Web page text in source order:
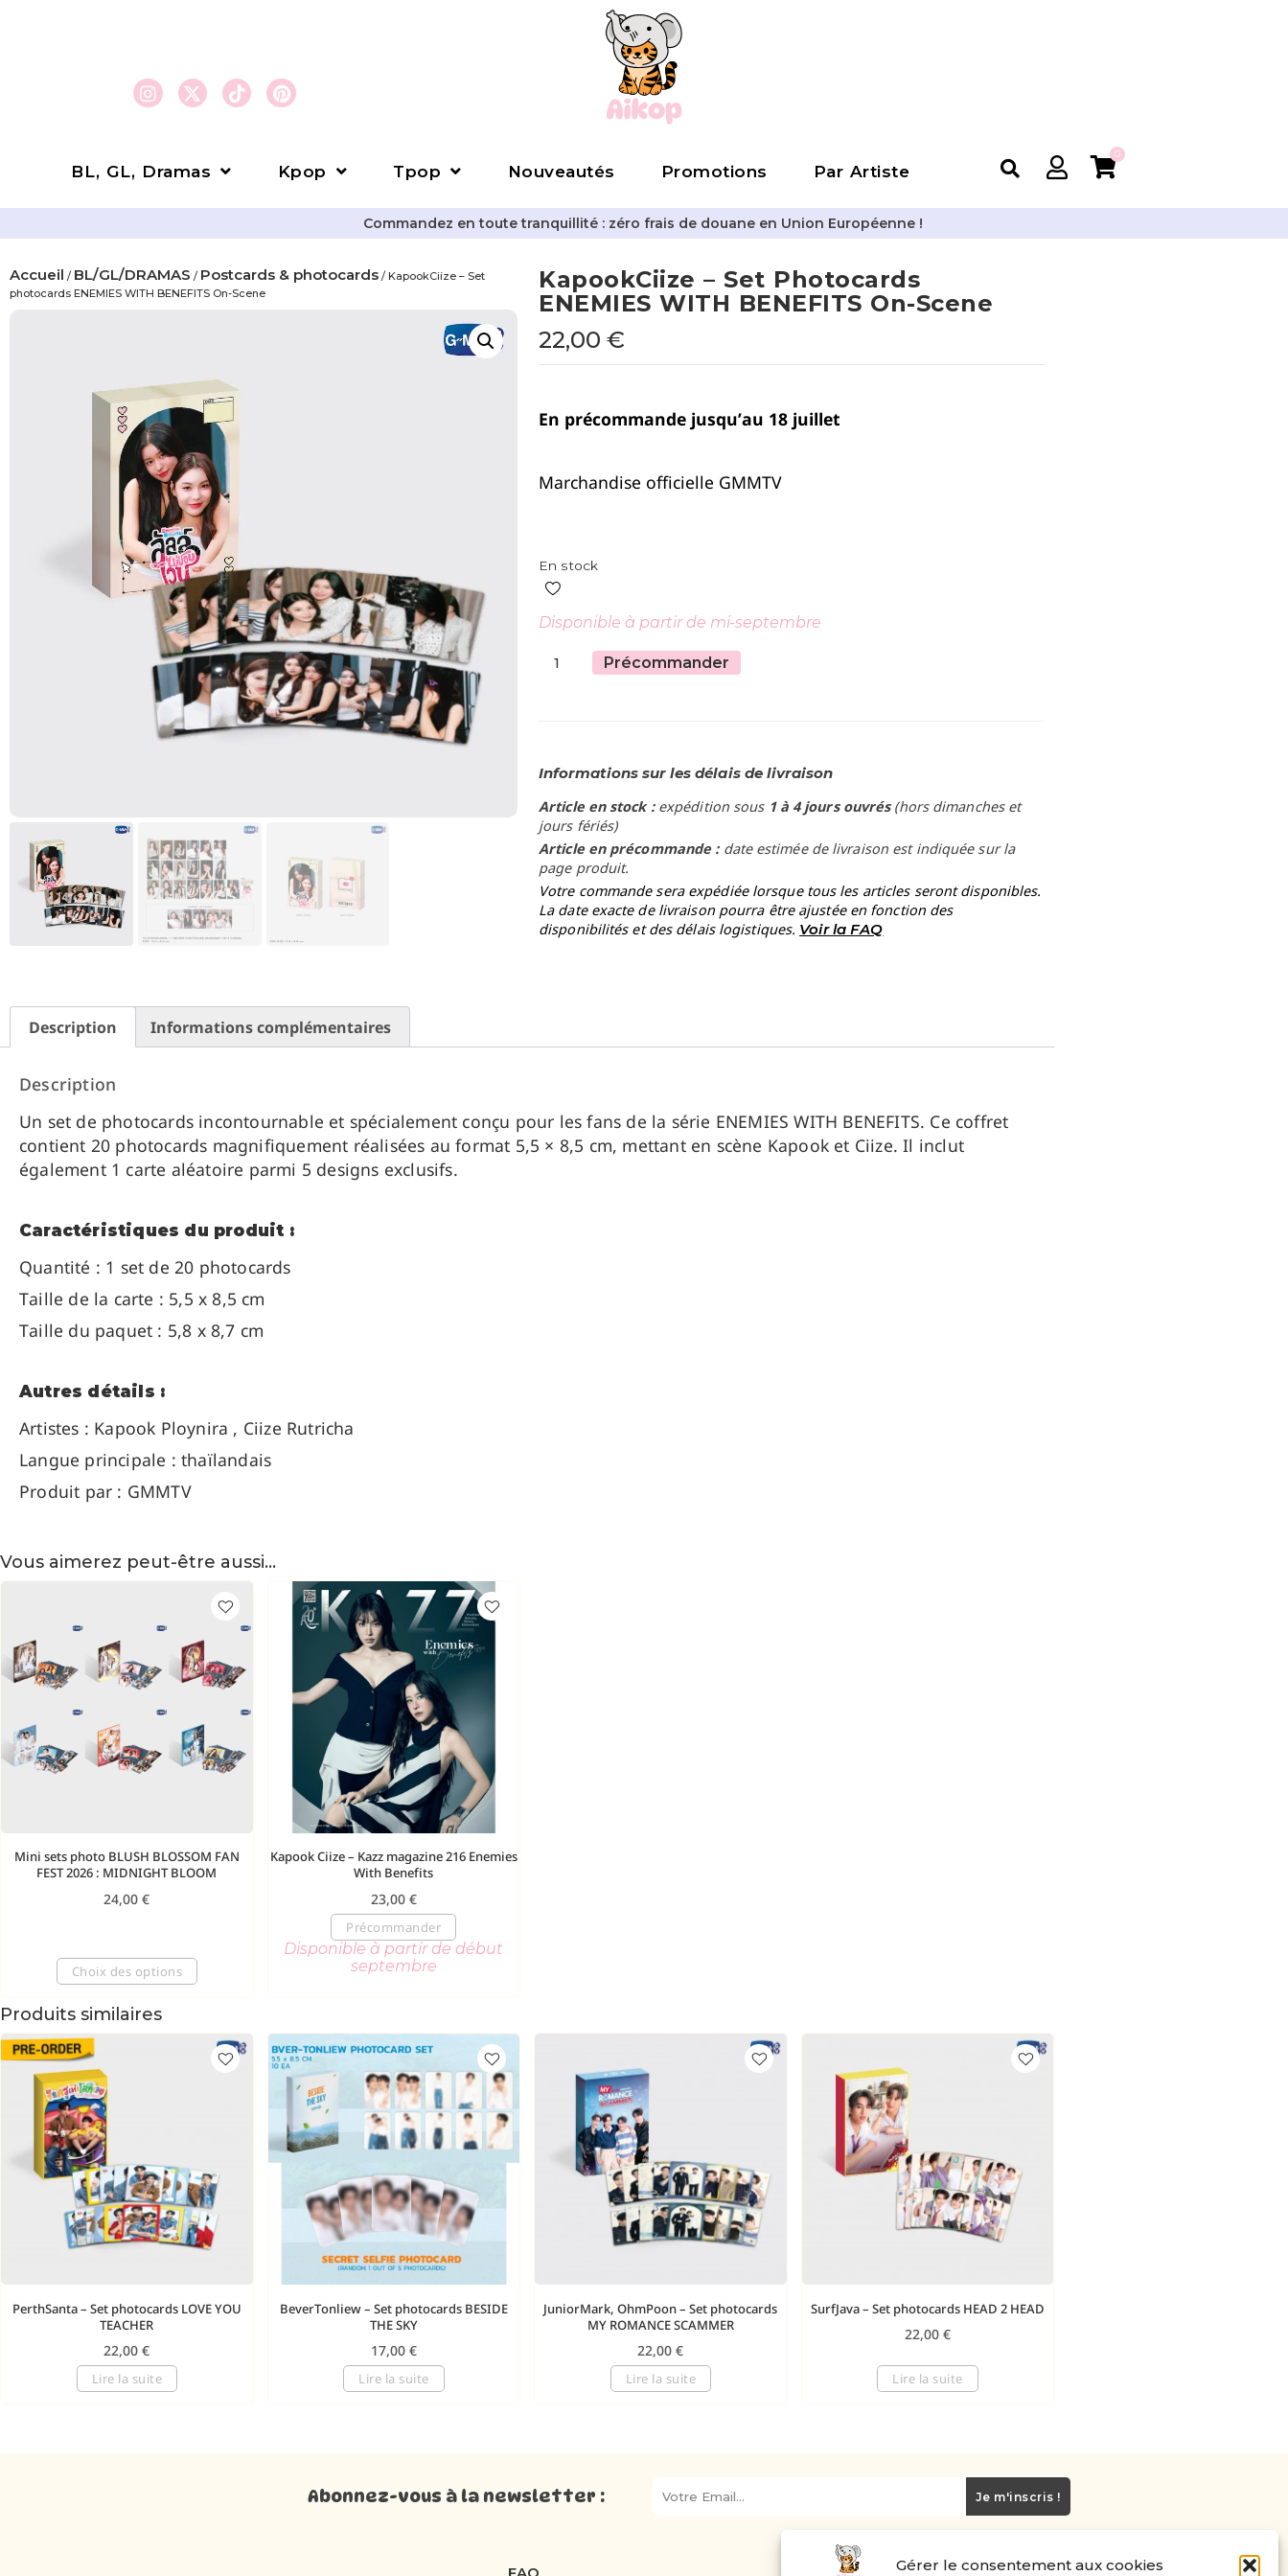
Gérer le consentement aux cookies
BL, GL, Dramas Kpop Tpop Nouveautés Promotions Par Artiste
0
Commandez en toute tranquillité : zéro frais de douane en Union Européenne !
Accueil / BL/GL/DRAMAS / Postcards & photocards / KapookCiize – Set
photocards ENEMIES WITH BENEFITS On-Scene
KapookCiize – Set Photocards
ENEMIES WITH BENEFITS On-Scene
22,00 €
En précommande jusqu’au 18 juillet
Marchandise officielle GMMTV
En stock
Disponible à partir de mi-septembre
Précommander
Informations sur les délais de livraison
Article en stock : expédition sous 1 à 4 jours ouvrés(hors dimanches et
jours fériés)
Article en précommande : date estimée de livraison est indiquée sur la
page produit.
Votre commande sera expédiée lorsque tous les articles seront disponibles.
La date exacte de livraison pourra être ajustée en fonction des
disponibilités et des délais logistiques. Voir la FAQ
Description Informations complémentaires
Description
Un set de photocards incontournable et spécialement conçu pour les fans de la série ENEMIES WITH BENEFITS. Ce coffret
contient 20 photocards magnifiquement réalisées au format 5,5 × 8,5 cm, mettant en scène Kapook et Ciize. Il inclut
également 1 carte aléatoire parmi 5 designs exclusifs.
Caractéristiques du produit :
Quantité : 1 set de 20 photocards
Taille de la carte : 5,5 x 8,5 cm
Taille du paquet : 5,8 x 8,7 cm
Autres détails :
Artistes : Kapook Ploynira , Ciize Rutricha
Langue principale : thaïlandais
Produit par : GMMTV
Vous aimerez peut-être aussi…
Mini sets photo BLUSH BLOSSOM FAN
FEST 2026 : MIDNIGHT BLOOM
24,00€
Choix des options
Kapook Ciize – Kazz magazine 216 Enemies
With Benefits
23,00 €
Précommander
Disponible à partir de début
septembre
Produits similaires
PerthSanta – Set photocards LOVE YOU
TEACHER
22,00€
Lire la suite
BeverTonliew – Set photocards BESIDE
THE SKY
17,00 €
Lire la suite
JuniorMark, OhmPoon – Set photocards
MY ROMANCE SCAMMER
22,00€
Lire la suite
SurfJava – Set photocards HEAD 2 HEAD
22,00 €
Lire la suite
Abonnez-vous à la newsletter : Je m'inscris !